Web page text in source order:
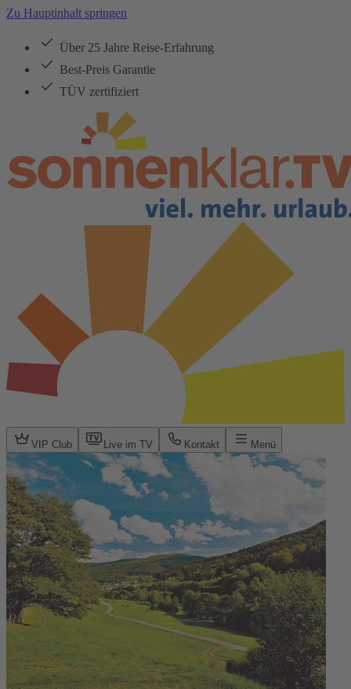
Zu Hauptinhalt springen
Über 25 Jahre Reise-Erfahrung
Best-Preis Garantie
TÜV zertifiziert
VIP Club Live im TV Kontakt Menü